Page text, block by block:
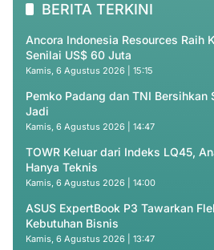
BERITA TERKINI
Ancora Indonesia Resources Raih
Senilai US$ 60 Juta
Kamis, 6 Agustus 2026 | 15:15
Pemko Padang dan TNI Bersihkan
Jadi
Kamis, 6 Agustus 2026 | 14:47
TOWR Keluar dari Indeks LQ45,
Hanya Teknis
Kamis, 6 Agustus 2026 | 14:00
ASUS ExpertBook P3 Tawarkan
Kebutuhan Bisnis
Kamis, 6 Agustus 2026 | 13:47